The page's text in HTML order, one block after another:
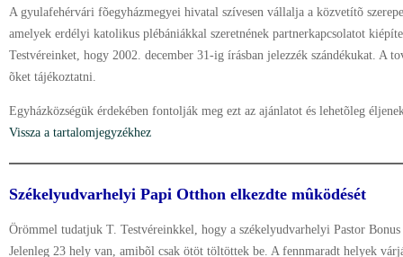
A gyulafehérvári fõegyházmegyei hivatal szívesen vállalja a közvetítõ
amelyek erdélyi katolikus plébániákkal szeretnének partnerkapcsolatot
Testvéreinket, hogy 2002. december 31-ig írásban jelezzék szándékukat. A
õket tájékoztatni.
Egyházközségük érdekében fontolják meg ezt az ajánlatot és lehetõleg
Vissza a tartalomjegyzékhez
Székelyudvarhelyi Papi Otthon elkezdte mûködését
Örömmel tudatjuk T. Testvéreinkkel, hogy a székelyudvarhelyi Pastor
Jelenleg 23 hely van, amibõl csak ötöt töltöttek be. A fennmaradt helyek